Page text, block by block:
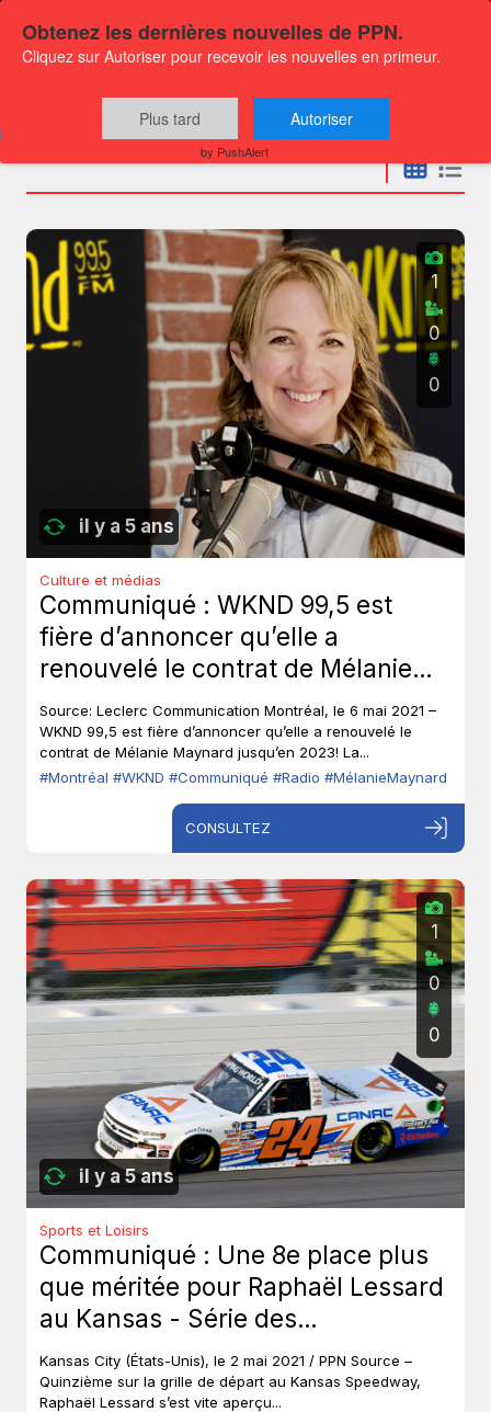
Communiqués
il y a 5 ans
1
0
0
Culture et médias
Communiqué : WKND 99,5 est
fière d’annoncer qu’elle a
renouvelé le contrat de Mélanie
Maynard jusqu’en 2023!
Source: Leclerc Communication Montréal, le 6 mai 2021 –
WKND 99,5 est fière d’annoncer qu’elle a renouvelé le
contrat de Mélanie Maynard jusqu’en 2023! La...
#Montréal #WKND #Communiqué #Radio #MélanieMaynard
CONSULTEZ
il y a 5 ans
1
0
0
Sports et Loisirs
Communiqué : Une 8e place plus
que méritée pour Raphaël Lessard
au Kansas - Série des
camionnettes NASCAR Camping
World (NCWTS)
Kansas City (États-Unis), le 2 mai 2021 / PPN Source –
Quinzième sur la grille de départ au Kansas Speedway,
Raphaël Lessard s’est vite aperçu...
Obtenez les dernières nouvelles de PPN.
Cliquez sur Autoriser pour recevoir les nouvelles en primeur.
Plus tard Autoriser
by PushAlert